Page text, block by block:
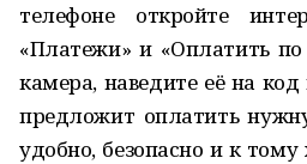
телефоне откройте
«Платежи» и «Оплатить по
камера, наведите её на
предложит оплатить
удобно, безопасно и к